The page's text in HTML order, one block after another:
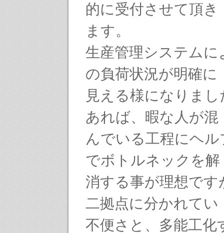
的に受付させて頂き
ます。
生産管理システムに
の負荷状況が明確に
見える様になりま
あれば、暇な人が混
んでいる工程にヘ
でボトルネックを解
消する事が理想です
二拠点に分かれてい
不便さと、多能工化